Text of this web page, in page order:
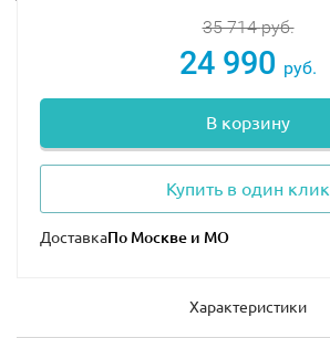
35 714руб.
24 990 руб.
В корзину
Купить в один клик
Доставка
Характеристики